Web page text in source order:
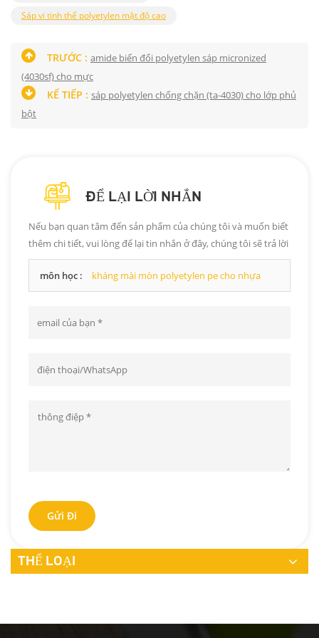
Sáp vi tinh thể polyetylen mật độ cao
TRƯỚC : amide biến đổi polyetylen sáp micronized
(4030sf) cho mực
KẾ TIẾP : sáp polyetylen chống chặn (ta-4030) cho lớp phủ
bột
ĐỂ LẠI LỜI NHẮN
Nếu bạn quan tâm đến sản phẩm của chúng tôi và muốn biết
thêm chi tiết, vui lòng để lại tin nhắn ở đây, chúng tôi sẽ trả lời
bạn ngay khi có thể.
môn học :
kháng mài mòn polyetylen pe cho nhựa
Gửi Đi
THỂ LOẠI